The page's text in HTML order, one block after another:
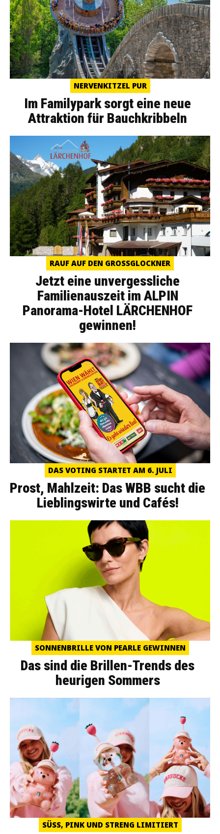
NERVENKITZEL PUR
Im Familypark sorgt eine neue
Attraktion für Bauchkribbeln
RAUF AUF DEN GROSSGLOCKNER
Jetzt eine unvergessliche
Familienauszeit im ALPIN
Panorama-Hotel LÄRCHENHOF
gewinnen!
DAS VOTING STARTET AM 6. JULI
Prost, Mahlzeit: Das WBB sucht die
Lieblingswirte und Cafés!
SONNENBRILLE VON PEARLE GEWINNEN
Das sind die Brillen-Trends des
heurigen Sommers
SÜSS, PINK UND STRENG LIMITIERT